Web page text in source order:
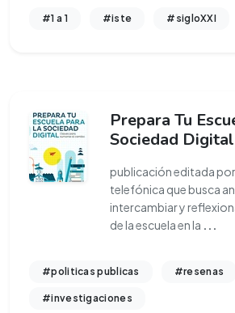
#1 a 1 #iste #sigloXXI
Prepara Tu
Sociedad Digital
publicación editada
telefónica que busca
intercambiar y
de la escuela en la ...
#politicas publicas #resenas
#investigaciones